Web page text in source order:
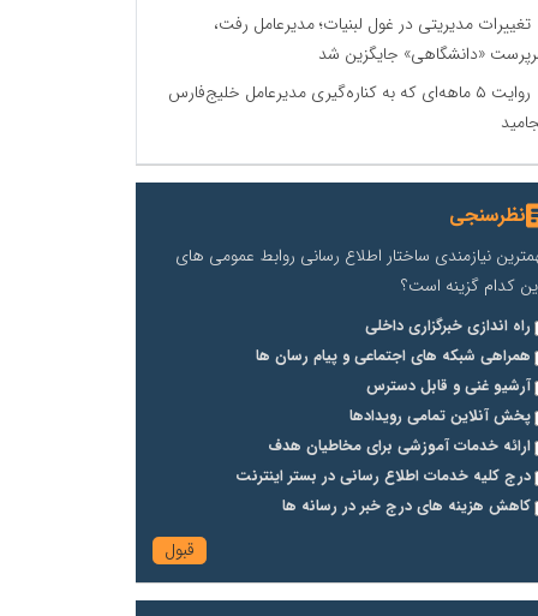
تغییرات مدیریتی در غول لبنیات؛ مدیرعامل رفت،
«دانشگاهی» جایگزین شد
روایت ۵ ماهه‌ای که به کناره‌گیری مدیرعامل خلیج‌فارس
نظرسنجی
نیازمندی ساختار اطلاع رسانی روابط عمومی های
کدام گزینه است؟
راه اندازی خبرگزاری داخلی
همراهی شبکه های اجتماعی و پیام رسان ها
آرشیو غنی و قابل دسترس
پخش آنلاین تمامی رویدادها
ارائه خدمات آموزشی برای مخاطیان هدف
درج کلیه خدمات اطلاع رسانی در بستر اینترنت
کاهش هزینه های درج خبر در رسانه ها